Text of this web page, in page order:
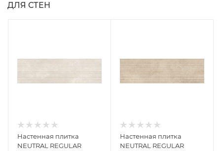
ДЛЯ СТЕН
Настенная плитка
NEUTRAL REGULAR
Настенная плитка
NEUTRAL REGULAR